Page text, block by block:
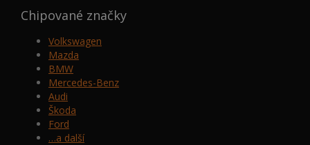
Chipované značky
Volkswagen
Mazda
BMW
Mercedes-Benz
Audi
Škoda
Ford
…a další